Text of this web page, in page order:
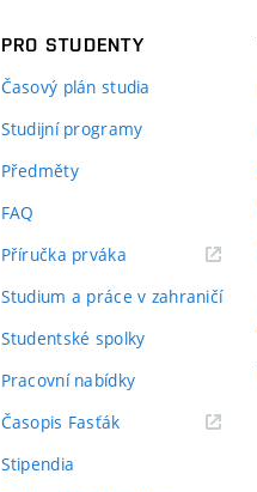
PRO STUDENTY
Časový plán studia
Studijní programy
Předměty
FAQ
Příručka prváka(externí
Studium a práce v zahraničí
Studentské spolky
Pracovní nabídky
Časopis Fasťák(externí
Stipendia